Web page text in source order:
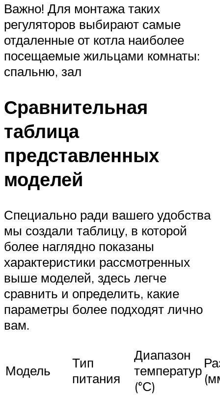
Важно! Для монтажа таких
регуляторов выбирают самые
отдаленные от котла наиболее
посещаемые жильцами комнаты:
спальню, зал
Сравнительная
таблица
представленных
моделей
Специально ради вашего удобства
мы создали таблицу, в которой
более наглядно показаны
характеристики рассмотренных
выше моделей, здесь легче
сравнить и определить, какие
параметры более подходят лично
вам.
Модель
Тип
питания
Диапазон
температур
(°С)